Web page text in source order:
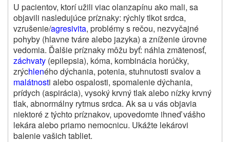
U pacientov, ktorí užili viac olanzapínu ako mali, sa
objavili nasledujúce príznaky: rýchly tlkot srdca,
vzrušenie/agresivita, problémy s rečou, nezvyčajné
pohyby (hlavne tváre alebo jazyka) a zníženie úrovne
vedomia. Ďalšie príznaky môžu byť: náhla zmätenosť,
záchvaty (epilepsia), kóma, kombinácia horúčky,
zrýchleného dýchania, potenia, stuhnutosti svalov a
malátnosti alebo ospalosti, spomalenie dýchania,
prídych (aspirácia), vysoký krvný tlak alebo nízky krvný
tlak, abnormálny rytmus srdca. Ak sa u vás objavia
niektoré z týchto príznakov, upovedomte ihneď vášho
lekára alebo priamo nemocnicu. Ukážte lekárovi
balenie vašich tabliet.